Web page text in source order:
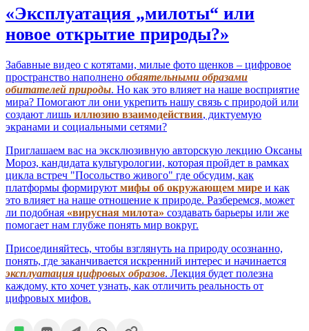
«Эксплуатация „милоты“ или
новое открытие природы?»
Забавные видео с котятами, милые фото щенков – цифровое
пространство наполнено обаятельными образами
обитателей природы. Но как это влияет на наше восприятие
мира? Помогают ли они укрепить нашу связь с природой или
создают лишь иллюзию взаимодействия, диктуемую
экранами и социальными сетями?
Приглашаем вас на эксклюзивную авторскую лекцию Оксаны
Мороз, кандидата культурологии, которая пройдет в рамках
цикла встреч "Посольство живого" где обсудим, как
платформы формируют мифы об окружающем мире и как
это влияет на наше отношение к природе. Разберемся, может
ли подобная «вирусная милота» создавать барьеры или же
помогает нам глубже понять мир вокруг.
Присоединяйтесь, чтобы взглянуть на природу осознанно,
понять, где заканчивается искренний интерес и начинается
эксплуатация цифровых образов. Лекция будет полезна
каждому, кто хочет узнать, как отличить реальность от
цифровых мифов.